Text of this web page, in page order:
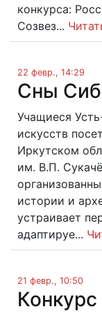
конкурса:
Созвез...
22 февр., 14:29
Сны
Учащиеся
искусств
Иркутском
им. В.П.
истории и
устраивает
адаптируе...
21 февр., 10:50